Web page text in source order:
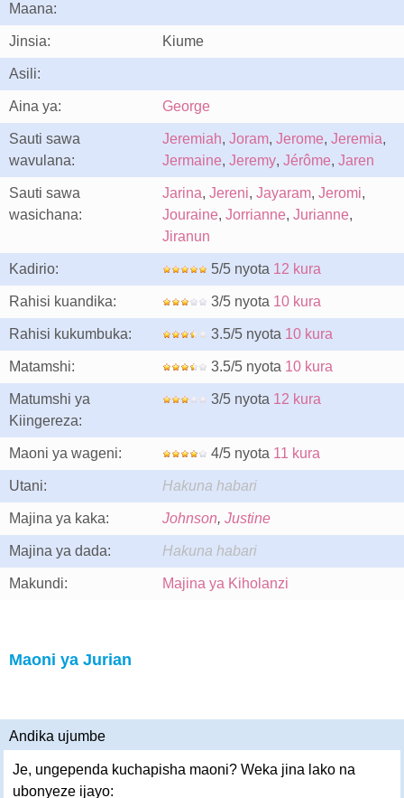
Maana:
Jinsia: Kiume
Asili:
Aina ya: George
Sauti sawa
wavulana:
Jeremiah, Joram, Jerome, Jeremia,
Jermaine, Jeremy, Jérôme, Jaren
Sauti sawa
wasichana:
Jarina, Jereni, Jayaram, Jeromi,
Jouraine, Jorrianne, Jurianne,
Jiranun
Kadirio: 5/5 nyota 12 kura
Rahisi kuandika: 3/5 nyota 10 kura
Rahisi kukumbuka: 3.5/5 nyota 10 kura
Matamshi: 3.5/5 nyota 10 kura
Matumshi ya
Kiingereza:
3/5 nyota 12 kura
Maoni ya wageni: 4/5 nyota 11 kura
Utani: Hakuna habari
Majina ya kaka: Johnson, Justine
Majina ya dada: Hakuna habari
Makundi: Majina ya Kiholanzi
Maoni ya Jurian
Andika ujumbe
Je, ungependa kuchapisha maoni? Weka jina lako na
ubonyeze ijayo: